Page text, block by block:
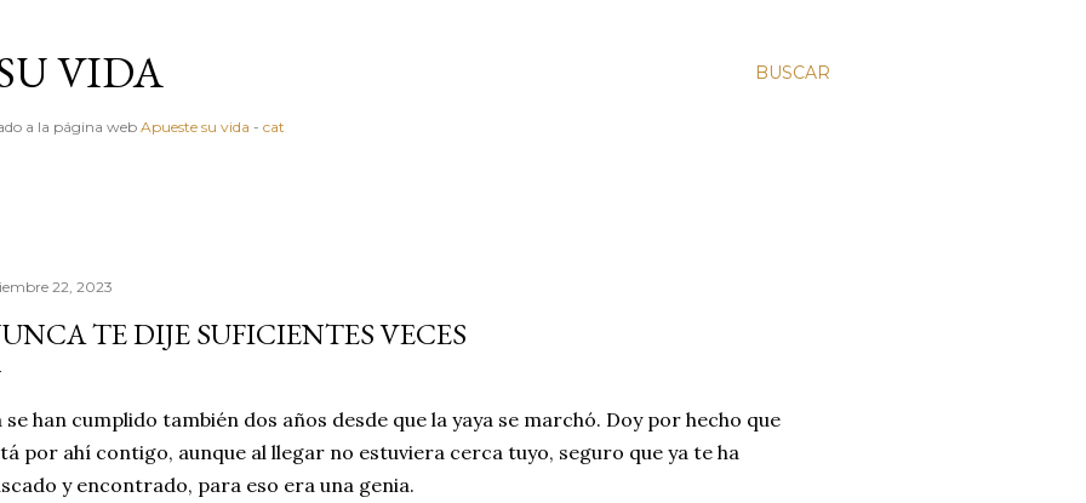
BUSCAR
VIDA
a la página web Apueste su vida - cat
22, 2023
TE DIJE SUFICIENTES VECES
se han cumplido también dos años desde que la yaya se marchó. Doy por hecho que
por ahí contigo, aunque al llegar no estuviera cerca tuyo, seguro que ya te ha
y encontrado, para eso era una genia.